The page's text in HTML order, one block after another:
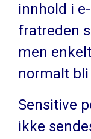
innhold i
fratreden
men
normalt
Sensitive
ikke